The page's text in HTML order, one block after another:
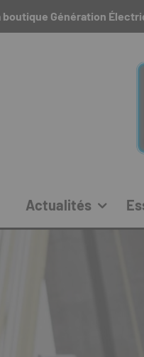
boutique Génération
Actualités